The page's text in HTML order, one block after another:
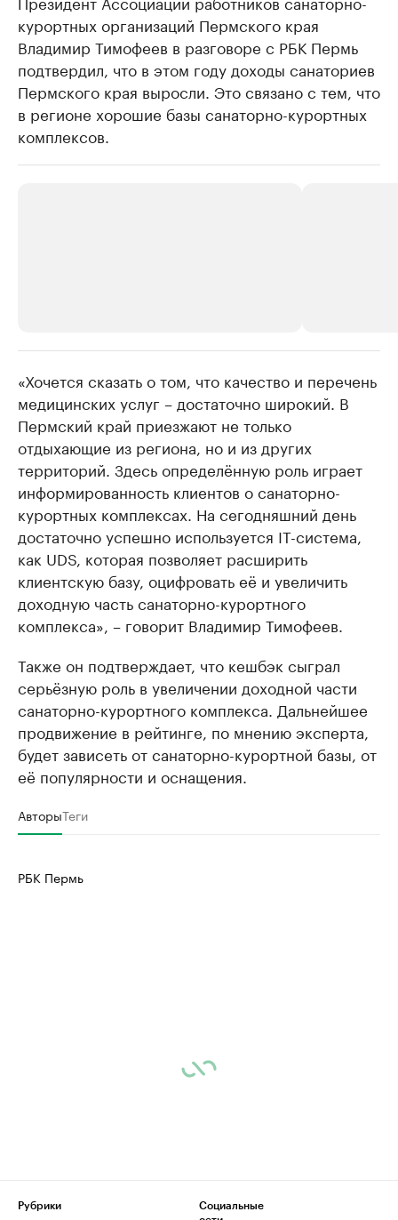
курортных организаций Пермского края
Владимир Тимофеев в разговоре с РБК Пермь
подтвердил, что в этом году доходы санаториев
Пермского края выросли. Это связано с тем, что
в регионе хорошие базы санаторно-курортных
комплексов.
Крупные организации в
нефтегазовой промышленности
Найдите и проверьте данные в каталоге Посмотрите
«Хочется сказать о том, что качество и перечень
медицинских услуг – достаточно широкий. В
Пермский край приезжают не только
отдыхающие из региона, но и из других
территорий. Здесь определённую роль играет
информированность клиентов о санаторно-
курортных комплексах. На сегодняшний день
достаточно успешно используется IT-система,
как UDS, которая позволяет расширить
клиентскую базу, оцифровать её и увеличить
доходную часть санаторно-курортного
комплекса», – говорит Владимир Тимофеев.
Также он подтверждает, что кешбэк сыграл
серьёзную роль в увеличении доходной части
санаторно-курортного комплекса. Дальнейшее
продвижение в рейтинге, по мнению эксперта,
будет зависеть от санаторно-курортной базы, от
её популярности и оснащения.
АвторыТеги
РБК Пермь
Рубрики
Социальные